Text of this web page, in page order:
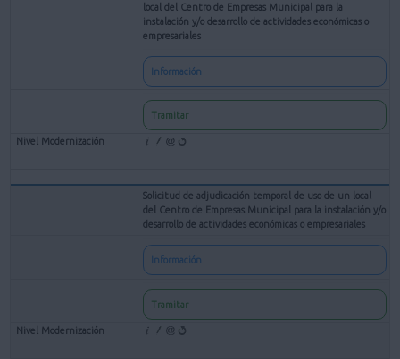
local del Centro de Empresas Municipal para la
instalación y/o desarrollo de actividades económicas o
empresariales
Información
Tramitar
Solicitud de adjudicación temporal de uso de un local
del Centro de Empresas Municipal para la instalación y/o
desarrollo de actividades económicas o empresariales
Información
Tramitar